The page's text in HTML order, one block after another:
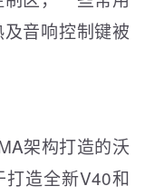
音响控制键被
架构打造的沃
造全新V40和